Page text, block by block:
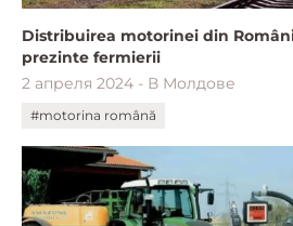
Distribuirea motorinei din
prezinte fermierii
2 апреля 2024 - В Молдове
#motorina română